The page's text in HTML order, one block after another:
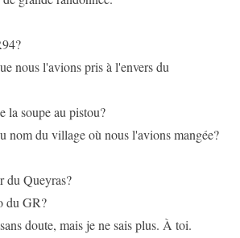
nous l'avions pris à l'envers du
la soupe au pistou?
nom du village où nous l'avions mangée?
du Queyras?
du GR?
doute, mais je ne sais plus. À toi.